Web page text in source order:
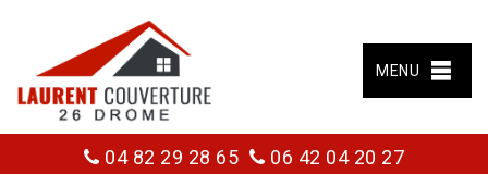
MENU
04 82 29 28 65 06 42 04 20 27